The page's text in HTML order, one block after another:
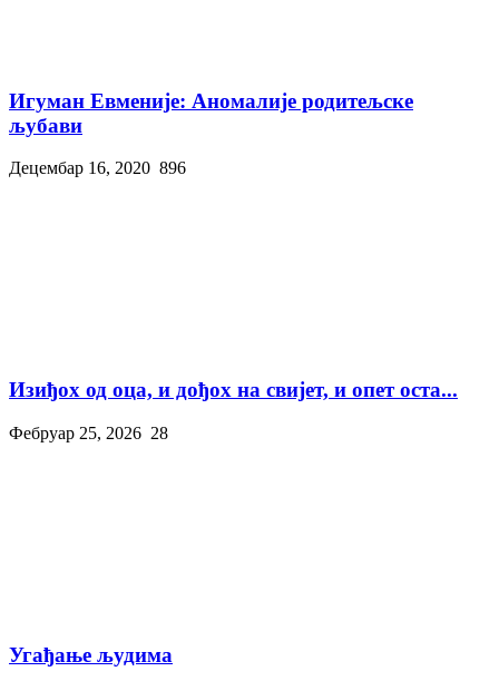
Игуман Евменије: Аномалије родитељске
љубави
Децембар 16, 2020 896
Изиђох од оца, и дођох на свијет, и опет оста...
Фебруар 25, 2026 28
Угађање људима